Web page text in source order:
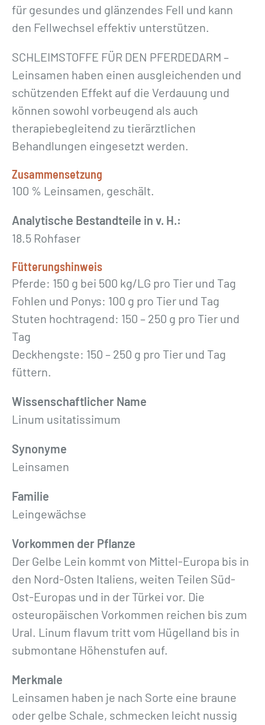
für gesundes und glänzendes Fell und kann
den Fellwechsel effektiv unterstützen.
SCHLEIMSTOFFE FÜR DEN PFERDEDARM –
Leinsamen haben einen ausgleichenden und
schützenden Effekt auf die Verdauung und
können sowohl vorbeugend als auch
therapiebegleitend zu tierärztlichen
Behandlungen eingesetzt werden.
Zusammensetzung
100 % Leinsamen, geschält.
Analytische Bestandteile in v. H.:
18.5 Rohfaser
Fütterungshinweis
Pferde: 150 g bei 500 kg/LG pro Tier und Tag
Fohlen und Ponys: 100 g pro Tier und Tag
Stuten hochtragend: 150 – 250 g pro Tier und
Tag
Deckhengste: 150 – 250 g pro Tier und Tag
füttern.
Wissenschaftlicher Name
Linum usitatissimum
Synonyme
Leinsamen
Familie
Leingewächse
Vorkommen der Pflanze
Der Gelbe Lein kommt von Mittel-Europa bis in
den Nord-Osten Italiens, weiten Teilen Süd-
Ost-Europas und in der Türkei vor. Die
osteuropäischen Vorkommen reichen bis zum
Ural. Linum flavum tritt vom Hügelland bis in
submontane Höhenstufen auf.
Merkmale
Leinsamen haben je nach Sorte eine braune
oder gelbe Schale, schmecken leicht nussig